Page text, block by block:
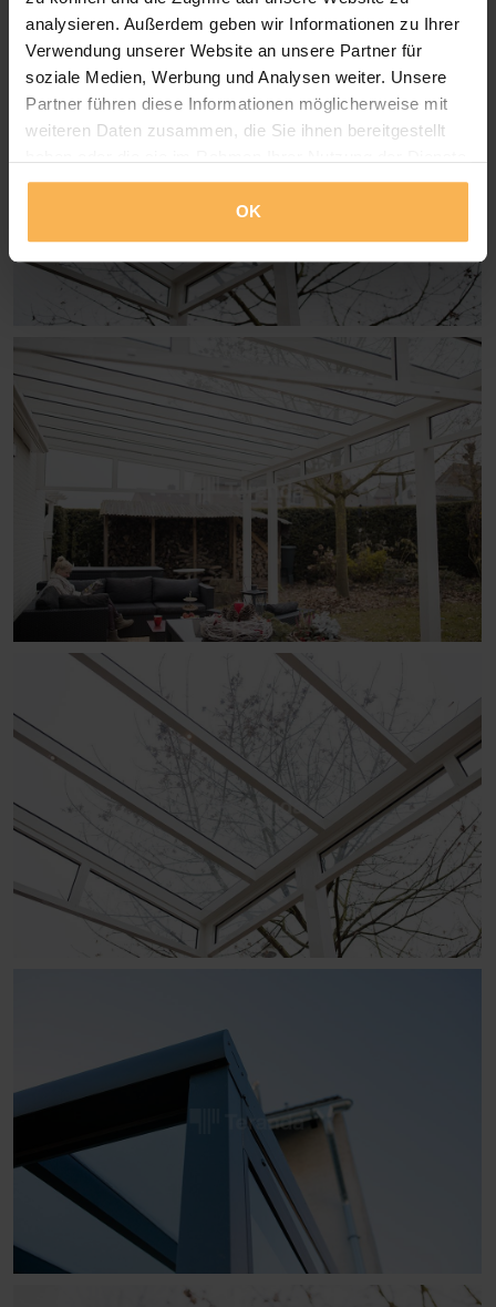
analysieren. Außerdem geben wir Informationen zu Ihrer
Verwendung unserer Website an unsere Partner für
soziale Medien, Werbung und Analysen weiter. Unsere
Partner führen diese Informationen möglicherweise mit
weiteren Daten zusammen, die Sie ihnen bereitgestellt
gesammelt haben.
OK